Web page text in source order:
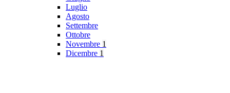
Luglio
Agosto
Settembre
Ottobre
Novembre 1
Dicembre 1